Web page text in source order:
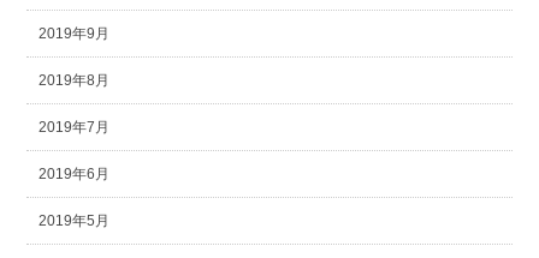
2019年9月
2019年8月
2019年7月
2019年6月
2019年5月